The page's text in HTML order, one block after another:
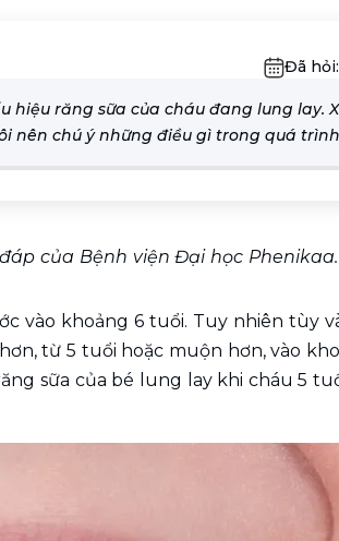
Đã hỏi:
hiệu răng sữa của cháu đang lung lay.
nên chú ý những điều gì trong quá
của Bệnh viện Đại học
vào khoảng 6 tuổi. Tuy nhiên tùy
từ 5 tuổi hoặc muộn hơn, vào
sữa của bé lung lay khi cháu 5